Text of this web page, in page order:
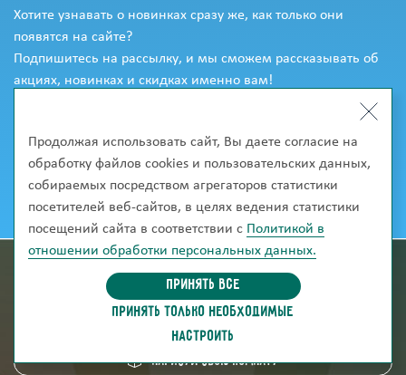
Продолжая использовать сайт, Вы даете согласие на
обработку файлов cookies и пользовательских данных,
собираемых посредством агрегаторов статистики
посетителей веб-сайтов, в целях ведения статистики
посещений сайта в соответствии с Политикой в
отношении обработки персональных данных.
Принять все
ПРИНЯТЬ ТОЛЬКО НЕОБХОДИМЫЕ
НАСТРОИТЬ
Хотите узнавать о новинках сразу же, как только они
появятся на сайте?
Подпишитесь на рассылку, и мы сможем рассказывать об
акциях, новинках и скидках именно вам!
информация для покупателей
скачать каталог
Нарисуй свою комнату